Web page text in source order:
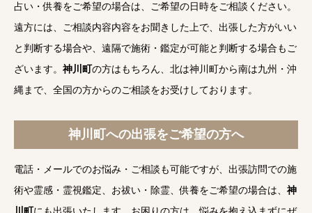
占い・供養をご希望の場合は、ご希望の日時をご相談ください。
遠方には、ご相談内容内容をお聞きした上で、出張した方がいい
と判断する場合や、遠隔で施術・鑑定が可能と判断する場合もご
ざいます。 神川町の方はもちろん、北は神川町から南は九州・沖
縄まで、全国の方からのご相談をお受けしております。
神川町への出張をご希望の方へ
電話・メールでのお悩み・ご相談も可能ですが、出張訪問での施
術や霊感・霊視鑑定、お祓い・除霊、供養をご希望の場合は、 神